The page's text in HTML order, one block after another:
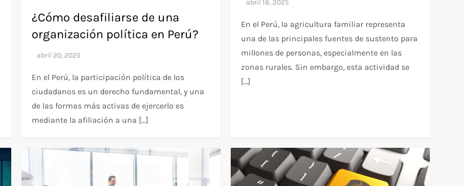
¿Cómo desafiliarse de una
organización política en Perú?
En el Perú, la participación política de los
ciudadanos es un derecho fundamental, y una
de las formas más activas de ejercerlo es
mediante la afiliación a una […]
En el Perú, la agricultura familiar representa
una de las principales fuentes de sustento para
millones de personas, especialmente en las
zonas rurales. Sin embargo, esta actividad se
[…]